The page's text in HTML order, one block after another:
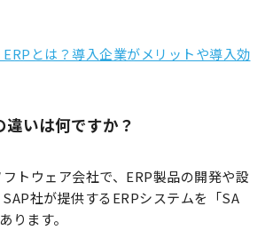
ERPとは？導入企業がメリットや導入効
違いは何ですか？
トウェア会社で、ERP製品の開発や設
社が提供するERPシステムを「SA
ります。